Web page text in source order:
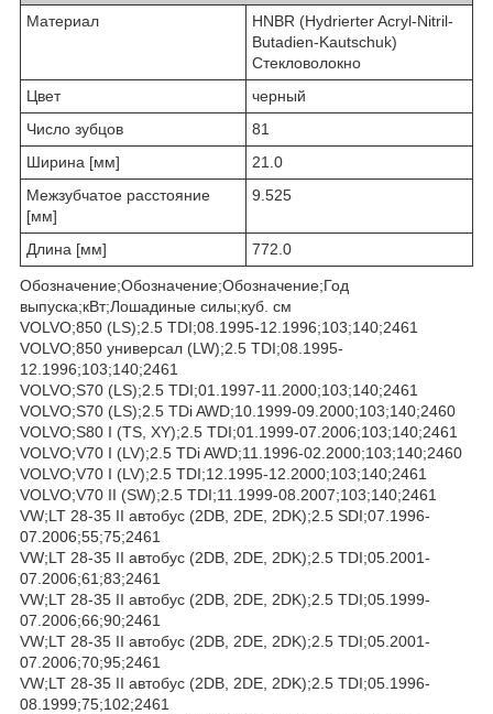
Материал
HNBR (Hydrierter Acryl-Nitril-
Butadien-Kautschuk)
Стекловолокно
Цвет
черный
Число зубцов
81
Ширина [мм]
21.0
Межзубчатое расстояние
[мм]
9.525
Длина [мм] 772.0
Обозначение;Обозначение;Обозначение;Год
выпуска;кВт;Лошадиные силы;куб. см
VOLVO;850 (LS);2.5 TDI;08.1995-12.1996;103;140;2461
VOLVO;850 универсал (LW);2.5 TDI;08.1995-
12.1996;103;140;2461
VOLVO;S70 (LS);2.5 TDI;01.1997-11.2000;103;140;2461
VOLVO;S70 (LS);2.5 TDi AWD;10.1999-09.2000;103;140;2460
VOLVO;S80 I (TS, XY);2.5 TDI;01.1999-07.2006;103;140;2461
VOLVO;V70 I (LV);2.5 TDi AWD;11.1996-02.2000;103;140;2460
VOLVO;V70 I (LV);2.5 TDI;12.1995-12.2000;103;140;2461
VOLVO;V70 II (SW);2.5 TDI;11.1999-08.2007;103;140;2461
VW;LT 28-35 II автобус (2DB, 2DE, 2DK);2.5 SDI;07.1996-
07.2006;55;75;2461
VW;LT 28-35 II автобус (2DB, 2DE, 2DK);2.5 TDI;05.2001-
07.2006;61;83;2461
VW;LT 28-35 II автобус (2DB, 2DE, 2DK);2.5 TDI;05.1999-
07.2006;66;90;2461
VW;LT 28-35 II автобус (2DB, 2DE, 2DK);2.5 TDI;05.2001-
07.2006;70;95;2461
VW;LT 28-35 II автобус (2DB, 2DE, 2DK);2.5 TDI;05.1996-
08.1999;75;102;2461